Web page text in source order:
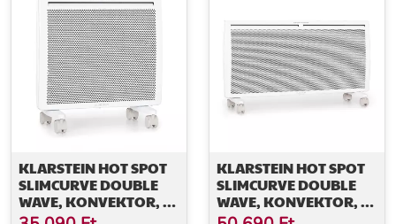
KLARSTEIN HOT SPOT
SLIMCURVE DOUBLE
WAVE, KONVEKTOR, 2
AZ 1-BEN FŰTŐTEST,
KLARSTEIN HOT SPOT
SLIMCURVE DOUBLE
WAVE, KONVEKTOR, 2
AZ 1-BEN FŰTŐTEST,